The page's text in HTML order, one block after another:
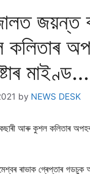
জয়ন্ত
মাইণ্ড…
by NEWS DESK
আৰু কুশল কলিতাৰ
ৰাভাক গ্ৰেপ্তাৰ গডচুক